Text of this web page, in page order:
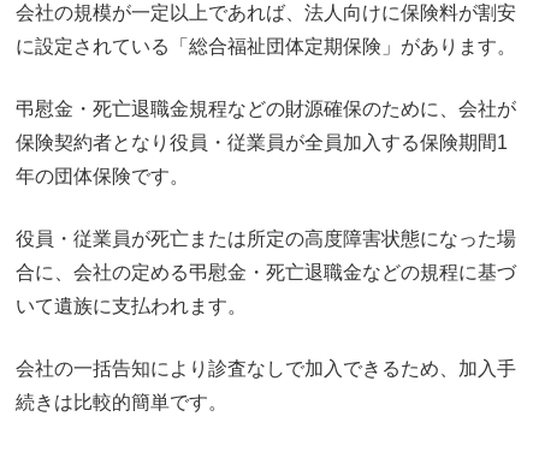
会社の規模が一定以上であれば、法人向けに保険料が割安
に設定されている「総合福祉団体定期保険」があります。
弔慰金・死亡退職金規程などの財源確保のために、会社が
保険契約者となり役員・従業員が全員加入する保険期間1
年の団体保険です。
役員・従業員が死亡または所定の高度障害状態になった場
合に、会社の定める弔慰金・死亡退職金などの規程に基づ
いて遺族に支払われます。
会社の一括告知により診査なしで加入できるため、加入手
続きは比較的簡単です。